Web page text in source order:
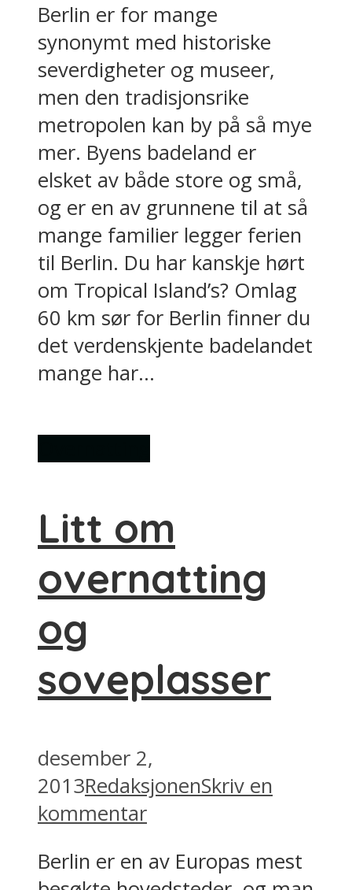
Berlin er for mange
synonymt med historiske
severdigheter og museer,
men den tradisjonsrike
metropolen kan by på så mye
mer. Byens badeland er
elsket av både store og små,
og er en av grunnene til at så
mange familier legger ferien
til Berlin. Du har kanskje hørt
om Tropical Island’s? Omlag
60 km sør for Berlin finner du
det verdenskjente badelandet
mange har...
Litt om
overnatting
og
soveplasser
desember 2,
2013RedaksjonenSkriv en
kommentar
Berlin er en av Europas mest